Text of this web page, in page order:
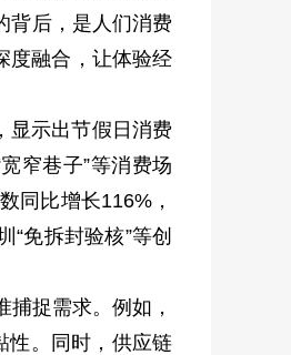
背后，是人们消费
度融合，让体验经
显示出节假日消费
窄巷子”等消费场
同比增长116%，
“免拆封验核”等创
捉需求。例如，
性。同时，供应链